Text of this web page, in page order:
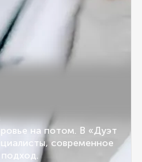
на потом. В «Дуэт
современное